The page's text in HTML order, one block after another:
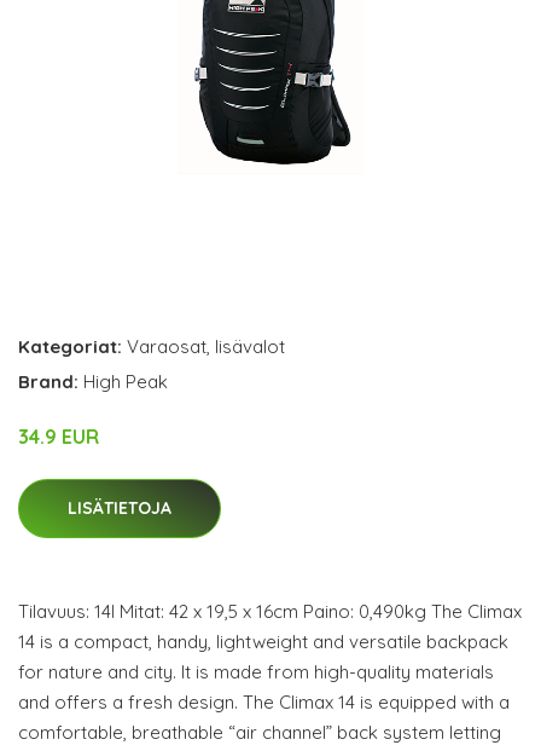
Kategoriat: Varaosat, lisävalot
Brand: High Peak
34.9 EUR
LISÄTIETOJA
Tilavuus: 14l Mitat: 42 x 19,5 x 16cm Paino: 0,490kg The Climax
14 is a compact, handy, lightweight and versatile backpack
for nature and city. It is made from high-quality materials
and offers a fresh design. The Climax 14 is equipped with a
comfortable, breathable “air channel” back system letting